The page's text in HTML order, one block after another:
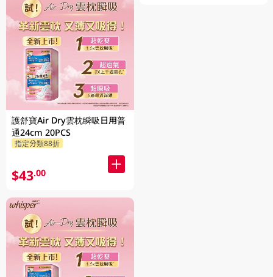
護舒寶Air Dry雲枕瞬吸日用普
通24cm 20PCS
指定分類88折
$43.00